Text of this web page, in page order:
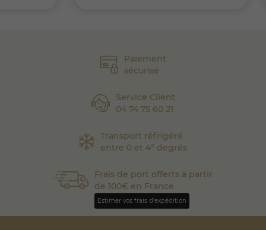
Paiement
sécurisé
Service Client
04 74 75 60 21
Transport réfrigéré
entre 0 et 4° degrés
Frais de port offerts à partir
de 100€ en France
Estimer vos frais d'expédition